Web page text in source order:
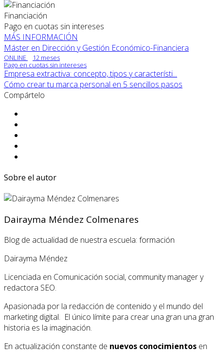
Financiación
Pago en cuotas sin intereses
MÁS INFORMACIÓN
Máster en Dirección y Gestión Económico-Financiera
ONLINE
12 meses
Pago en cuotas sin intereses
Empresa extractiva: concepto, tipos y característi...
Cómo crear tu marca personal en 5 sencillos pasos
Compártelo
Sobre el autor
Dairayma Méndez Colmenares
Blog de actualidad de nuestra escuela: formación
Dairayma Méndez
Licenciada en Comunicación social, community manager y
redactora SEO.
Apasionada por la redacción de contenido y el mundo del
marketing digital. El único límite para crear una gran una gran
historia es la imaginación.
En actualización constante de nuevos conocimientos en